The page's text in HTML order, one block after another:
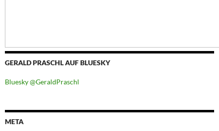
GERALD PRASCHL AUF BLUESKY
Bluesky @GeraldPraschl
META